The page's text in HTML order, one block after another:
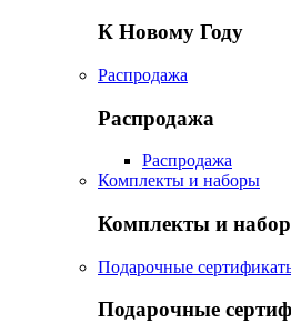
К Новому Году
Распродажа
Распродажа
Распродажа
Комплекты и наборы
Комплекты и
Подарочные
Подарочные